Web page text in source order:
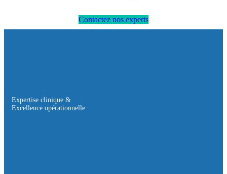
Contactez nos experts
Expertise clinique &
Excellence opérationnelle.